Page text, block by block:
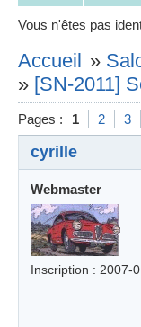
Vous n'êtes pas
Accueil »
» [SN-2011]
Pages : 1 2 3
cyrille
Webmaster
Inscription : 2007-